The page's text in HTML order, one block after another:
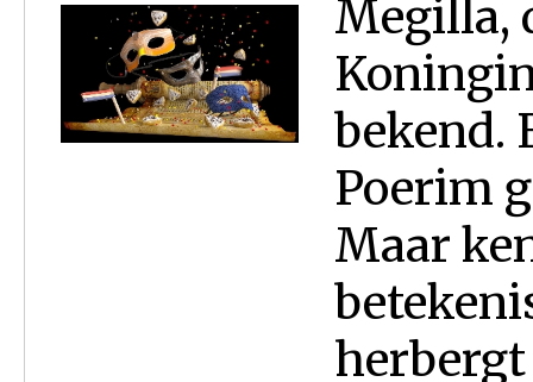
Megilla,
bekend.
Poerim
Maar